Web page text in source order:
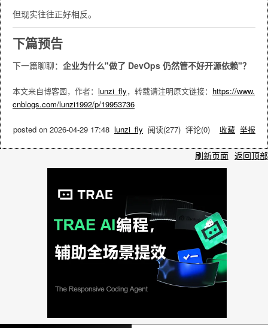
但现实往往正好相反。
下篇预告
下一篇聊聊： 企业为什么"做了 DevOps 仍然管不好开源依赖"？
本文来自博客园，作者： lunzi_fly，转载请注明原文链接： https://www.
cnblogs.com/lunzi1992/p/19953736
posted on 2026-04-29 17:48 lunzi_fly 阅读(277) 评论(0) 收藏 举报
刷新页面 返回顶部